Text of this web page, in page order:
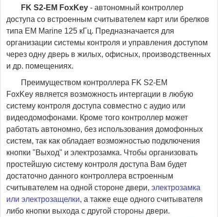
FK S2-EM FoxKey - автономный контроллер
доступа со встроенным считывателем карт или брелков
типа EM Marine 125 кГц. Предназначается для
организации системы контроля и управления доступом
через одну дверь в жилых, офисных, производственных
и др. помещениях.
Преимуществом контроллера FK S2-EM
FoxKey является возможность интергации в любую
систему контроля доступа совместно с аудио или
видеодомофонами. Кроме того контроллер может
работать автономно, без использования домофонных
систем, так как обладает возможностью подключения
кнопки "Выход" и электрозамка. Чтобы организовать
простейшую систему контроля доступа Вам будет
достаточно данного контроллера встроенным
считывателем на одной стороне двери, электрозамка
или электрозащелки, а также еще одного считывателя
либо кнопки выхода с другой стороны двери.